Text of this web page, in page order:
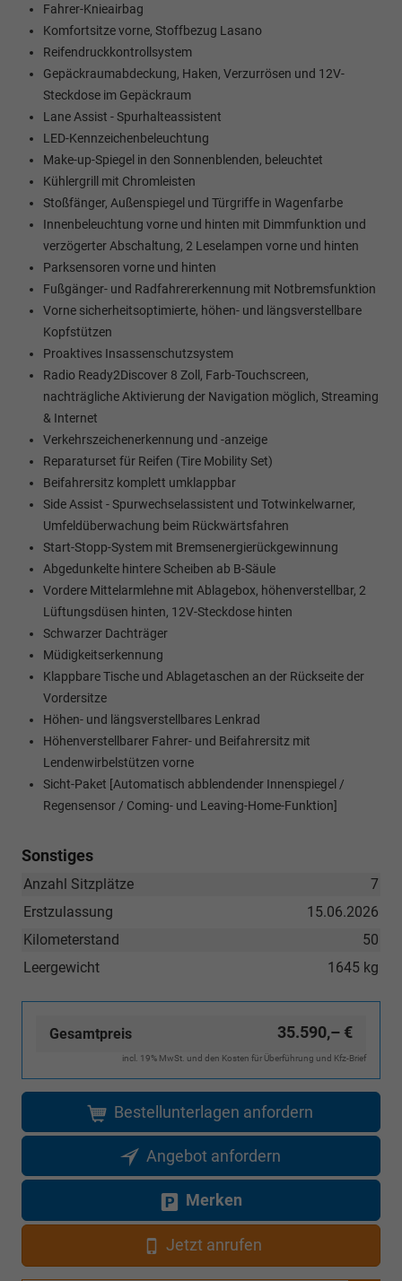
Fahrer-Knieairbag
Komfortsitze vorne, Stoffbezug Lasano
Reifendruckkontrollsystem
Gepäckraumabdeckung, Haken, Verzurrösen und 12V-
Steckdose im Gepäckraum
Lane Assist - Spurhalteassistent
LED-Kennzeichenbeleuchtung
Make-up-Spiegel in den Sonnenblenden, beleuchtet
Kühlergrill mit Chromleisten
Stoßfänger, Außenspiegel und Türgriffe in Wagenfarbe
Innenbeleuchtung vorne und hinten mit Dimmfunktion und
verzögerter Abschaltung, 2 Leselampen vorne und hinten
Parksensoren vorne und hinten
Fußgänger- und Radfahrererkennung mit Notbremsfunktion
Vorne sicherheitsoptimierte, höhen- und längsverstellbare
Kopfstützen
Proaktives Insassenschutzsystem
Radio Ready2Discover 8 Zoll, Farb-Touchscreen,
nachträgliche Aktivierung der Navigation möglich, Streaming
& Internet
Verkehrszeichenerkennung und -anzeige
Reparaturset für Reifen (Tire Mobility Set)
Beifahrersitz komplett umklappbar
Side Assist - Spurwechselassistent und Totwinkelwarner,
Umfeldüberwachung beim Rückwärtsfahren
Start-Stopp-System mit Bremsenergierückgewinnung
Abgedunkelte hintere Scheiben ab B-Säule
Vordere Mittelarmlehne mit Ablagebox, höhenverstellbar, 2
Lüftungsdüsen hinten, 12V-Steckdose hinten
Schwarzer Dachträger
Müdigkeitserkennung
Klappbare Tische und Ablagetaschen an der Rückseite der
Vordersitze
Höhen- und längsverstellbares Lenkrad
Höhenverstellbarer Fahrer- und Beifahrersitz mit
Lendenwirbelstützen vorne
Sicht-Paket [Automatisch abblendender Innenspiegel /
Regensensor / Coming- und Leaving-Home-Funktion]
Sonstiges
7
Anzahl Sitzplätze
15.06.2026
Erstzulassung
50
Kilometerstand
1645 kg
Leergewicht
Gesamtpreis 35.590,– €
incl. 19% MwSt. und den Kosten für Überführung und Kfz-Brief
Bestellunterlagen anfordern
Angebot anfordern
Merken
Jetzt anrufen